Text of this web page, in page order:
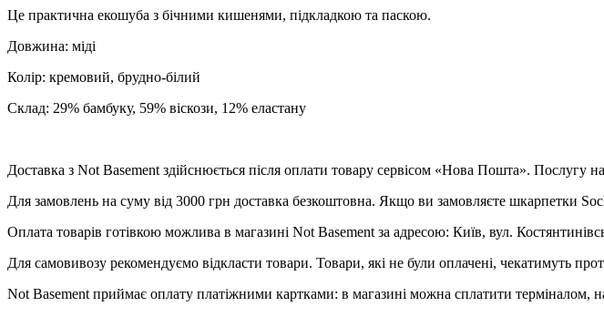
Це практична екошуба з бічними кишенями, підкладкою та паскою.
Довжина: міді
Колір: кремовий, брудно-білий
Склад: 29% бамбуку, 59% віскози, 12% еластану
Доставка з Not Basement здійснюється після оплати товару сервісом «Нова Пошта». Послугу
Для замовлень на суму від 3000 грн доставка безкоштовна. Якщо ви замовляєте шкарпетки
Оплата товарів готівкою можлива в магазині Not Basement за адресою: Київ, вул.
Для самовивозу рекомендуємо відкласти товари. Товари, які не були оплачені, чекатимуть
Not Basement приймає оплату платіжними картками: в магазині можна сплатити терміналом,